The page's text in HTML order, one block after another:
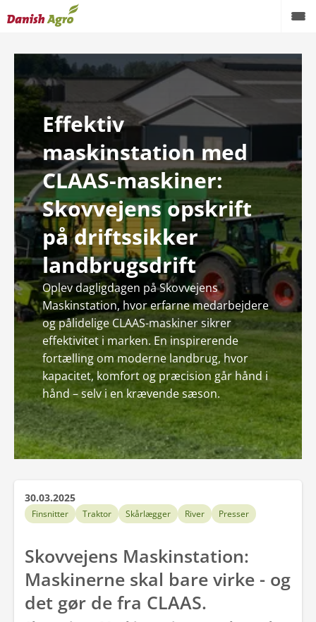
Effektiv
maskinstation med
CLAAS-maskiner:
Skovvejens opskrift
på driftssikker
landbrugsdrift
Oplev dagligdagen på Skovvejens
Maskinstation, hvor erfarne medarbejdere
og pålidelige CLAAS-maskiner sikrer
effektivitet i marken. En inspirerende
fortælling om moderne landbrug, hvor
kapacitet, komfort og præcision går hånd i
hånd – selv i en krævende sæson.
30.03.2025
Finsnitter Traktor Skårlægger River Presser
Skovvejens Maskinstation:
Maskinerne skal bare virke - og
det gør de fra CLAAS.